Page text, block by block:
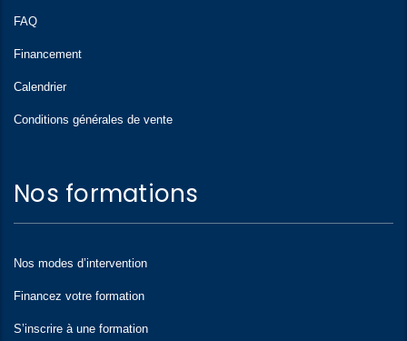
FAQ
Financement
Calendrier
Conditions générales de vente
Nos formations
Nos modes d’intervention
Financez votre formation
S’inscrire à une formation